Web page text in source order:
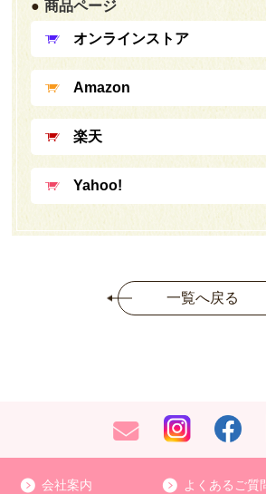
商品ページ
オンラインストア
Amazon
楽天
Yahoo!
一覧へ戻る
会社案内 よくあるご質